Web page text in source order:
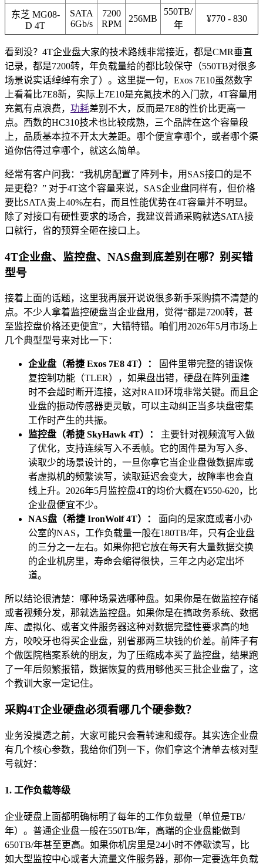
东芝 MG08-
D 4T
SATA
6Gb/s
7200
RPM
256MB
550TB/
年
¥770 - 830
看到没？4T企业盘大家的技术路线非常接近，都是CMR垂直
记录，都是7200转，年负载量给的都比较保守（550TB对很多
场景说实话绰绰有余了）。这里提一句，Exos 7E10虽然数字
上看着比7E8新，实际上7E10是充氦技术的入门款，4T容量用
充氦有点浪费， 功耗差别不大，反而是7E8的性价比更高一
点。西数的HC310技术也比较成熟，三个品牌在这个容量段
上，品质基本拉不开太大差距。哪个便宜拿哪个，或者哪个渠
道你信得过拿哪个，就这么简单。
经常有客户问我：“我机房配置了阵列卡，用SAS接口的是不
是更稳？” 对于4T这个容量来说，SAS企业盘同样有，但价格
要比SATA贵上40%左右，而且性能优势在4T容量并不明显。
除了对接口有硬性要求的场合，我建议普通采购就选SATA接
口就行，省的预算全砸在接口上。
4T企业盘、监控盘、NAS盘到底差别在哪？别买错
型号
接着上面的话题，这里我再展开说说很多新手采购搞不清楚的
点。不少人拿着监控硬盘当企业盘用，觉得“都是7200转，甚
至监控盘价格还更便宜”，大错特错。咱们用2026年5月市场上
几个典型型号来对比一下：
企业盘（希捷 Exos 7E8 4T）：
固件里带完整的错误恢
复控制功能（TLER），如果盘出错，硬盘在阵列重建
时不会超时断开连接，这对RAID环境非常关键。而且企
业盘的振动传感器更灵敏，可以主动纠正当多块盘密集
工作时产生的共振。
监控盘（希捷 SkyHawk 4T）：
主要针对视频流写入做
了优化，支持连续写入不丢帧。它的固件是为写入多、
读取少的场景设计的，一旦你拿它当企业盘做数据库或
者虚拟机的频繁读写，读取延迟会变大，故障率也会直
线上升。2026年5月监控盘4T的均价大概在¥550-620，比
企业盘便宜不少。
NAS盘（希捷 IronWolf 4T）：
面向的是家庭或者小办
公室的NAS，工作负载量一般在180TB/年，只有企业盘
的三分之一左右。如果你把它放在每天有大量数据交换
的企业机房里，寿命会缩得很快，三年之内必定出坏
道。
所以结论很清楚：哪种场景选哪种盘。如果你是在做监控存储
或者视频分发，那就选监控盘。如果你是在搞政务系统、数据
库、虚拟化、或者文件服务器这种对数据完整性要求高的地
方，咬咬牙也得买企业盘，别省那两三块钱的价差。前阵子有
个做医院档案系统的朋友，为了压缩成本买了监控盘，结果跑
了一年后频繁报错，数据恢复的费用够他买三批企业盘了，这
个教训大家一定记住。
采购4T企业硬盘必须看哪几个硬参数？
业务没摸透之前，大家可能只会看转速和缓存。其实选企业盘
有几个核心参数，我给你们列一下，你们拿这个清单去核对型
号就好：
1. 工作负载等级
企业硬盘上面都明确标明了每年的工作负载量（单位是TB/
年）。普通企业盘一般在550TB/年，高端的企业盘能做到
650TB/年甚至更高。如果你机房里是24小时不停歇读写，比
如大型监控中心或者大流量文件服务器，那你一定要选年负载